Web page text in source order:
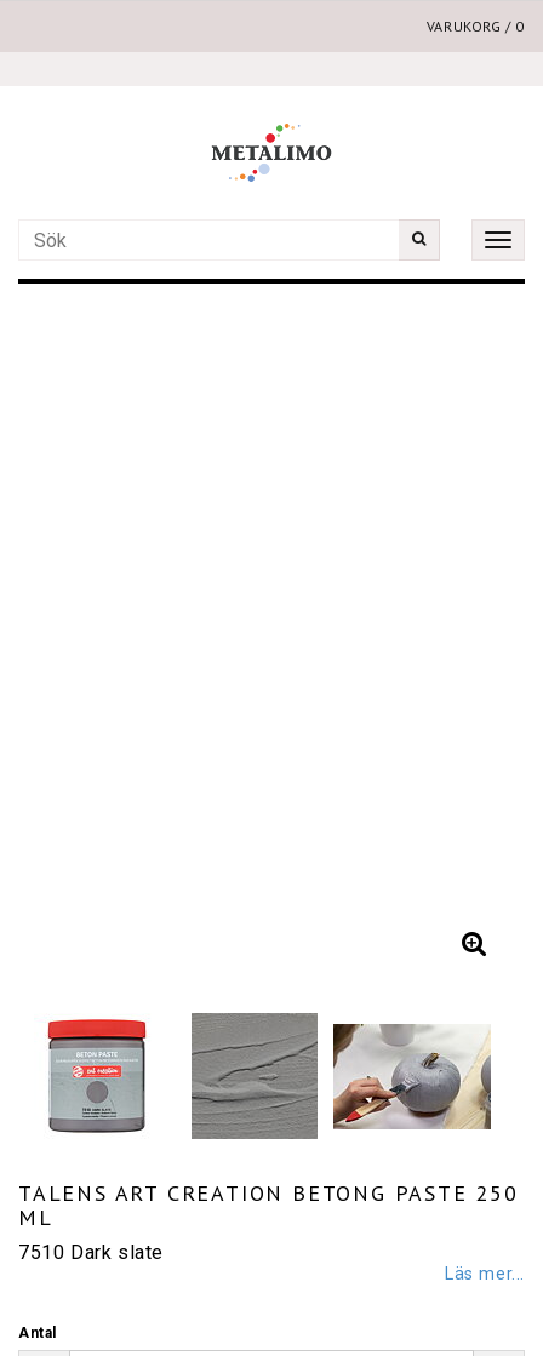
VARUKORG / 0
Toggle
TALENS ART CREATION BETONG PASTE 250
ML
7510 Dark slate
Läs mer...
Antal